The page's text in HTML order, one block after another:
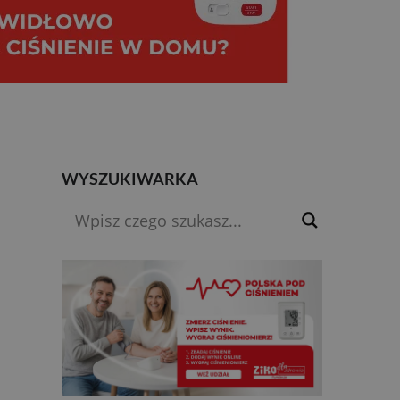
WYSZUKIWARKA